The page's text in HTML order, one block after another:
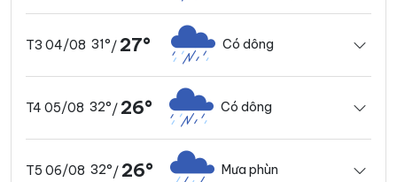
T3 04/08 31°/ 27° Có dông
T4 05/08 32°/ 26° Có dông
T5 06/08 32°/ 26° Mưa phùn